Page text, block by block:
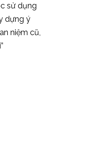
sử dụng
dựng ý
niệm cũ,